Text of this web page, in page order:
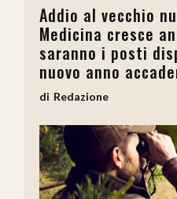
Addio al vecchio
Medicina cresce
saranno i posti
nuovo anno
Redazione